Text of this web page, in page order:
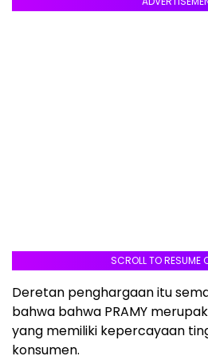
SCROLL TO RESUME
Deretan penghargaan itu
bahwa bahwa PRAMY
yang memiliki kepercayaan
konsumen.